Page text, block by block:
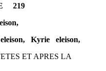
219
Kyrie eleison,
ET APRES LA